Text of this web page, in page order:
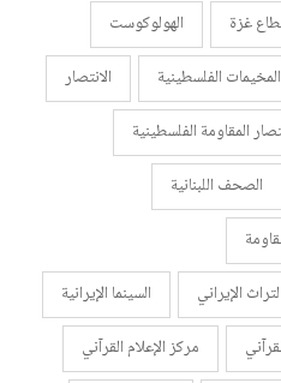
غزة
الهولوكوست
المخيمات الفلسطينية
الانتصار
المقاومة الفلسطينية
الصحف اللبنانية
التراث الإيراني
السينما الإيرانية
مركز الإعلام القرآني